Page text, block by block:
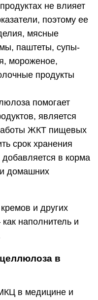
не влияет
поэтому ее
мясные
паштеты, супы-
мороженое,
продукты
помогает
является
ЖКТ пищевых
срок хранения
в корма
домашних
и других
наполнитель и
в
в медицине и